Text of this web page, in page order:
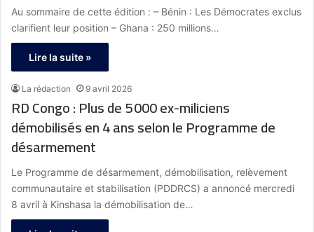
Au sommaire de cette édition : – Bénin : Les Démocrates exclus
clarifient leur position – Ghana : 250 millions…
Lire la suite »
La rédaction 9 avril 2026
RD Congo : Plus de 5 000 ex-miliciens
démobilisés en 4 ans selon le Programme de
désarmement
Le Programme de désarmement, démobilisation, relèvement
communautaire et stabilisation (PDDRCS) a annoncé mercredi
8 avril à Kinshasa la démobilisation de…